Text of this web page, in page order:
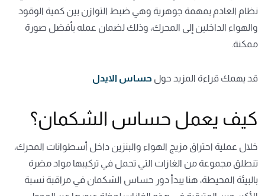
نظام العادم بمهمة جوهرية وهي ضبط التوازن بين كمية الوقود
والهواء الداخلين إلى المحرك، وذلك لضمان عمله بأفضل صورة
ممكنة.
قد يهمك قراءة المزيد حول حساس الايدل
كيف يعمل حساس الشكمان؟
خلال عملية احتراق مزيج الهواء والبنزين داخل أسطوانات المحرك،
تنطلق مجموعة من الغازات التي تحمل في تركيبها مواد مضرة
بالبيئة المحيطة، هنا يبدأ دور حساس الشكمان في مراقبة نسبة